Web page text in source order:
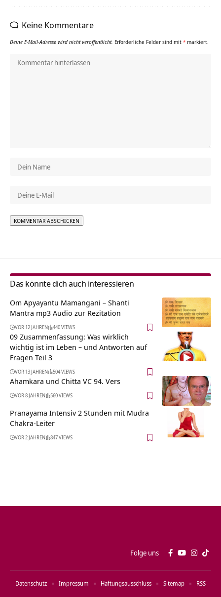
Keine Kommentare
Deine E-Mail-Adresse wird nicht veröffentlicht. Erforderliche Felder sind mit * markiert.
Das könnte dich auch interessieren
Om Apyayantu Mamangani – Shanti
Mantra mp3 Audio zur Rezitation
VOR 12 JAHREN 440 VIEWS
09 Zusammenfassung: Was wirklich
wichtig ist im Leben – und Antworten auf
Fragen Teil 3
VOR 13 JAHREN 504 VIEWS
Ahamkara und Chitta VC 94. Vers
VOR 8 JAHREN 560 VIEWS
Pranayama Intensiv 2 Stunden mit Mudra
Chakra-Leiter
VOR 2 JAHREN 847 VIEWS
Folge uns
Datenschutz Impressum Haftungsausschluss Sitemap RSS